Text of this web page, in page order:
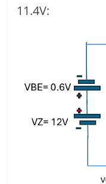
11.4V: